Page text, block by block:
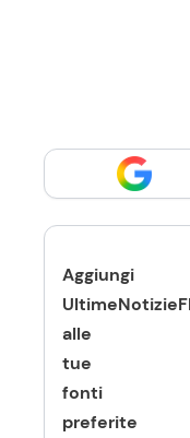
Aggiungi
alle
tue
fonti
preferite